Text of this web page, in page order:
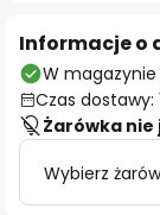
Informacje o
W magazynie
Czas dostawy:
Żarówka
Wybierz